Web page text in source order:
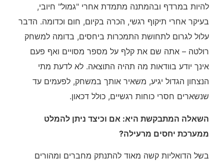
להיות במרדף ובהמתנה מתמדת אחרי "גמול" חיובי,
בעיקר אחרי תיקוף רגשי, הכרה בקיום, חום וכדומה. הדבר
עלול לגרום לתחושת התמכרות ביחסים, בדומה למשחק
רולטה – אתה שם את קלף על מספר מסויים ואף פעם
אינך יודע בוודאות מה תהיה התוצאה. לא לדעת מתי
הנצחון הגדול יגיע, משאיר אותך במשחק, לפעמים עד
שנשארים חסרי כוחות רגשיים, כולל דכאון.
השאלה המתבקשת היא: אם וכיצד ניתן להמלט
ממערכת יחסים מרעילה?
בשל הדואליות קשה מאוד להתנתק מחברים ומהורים